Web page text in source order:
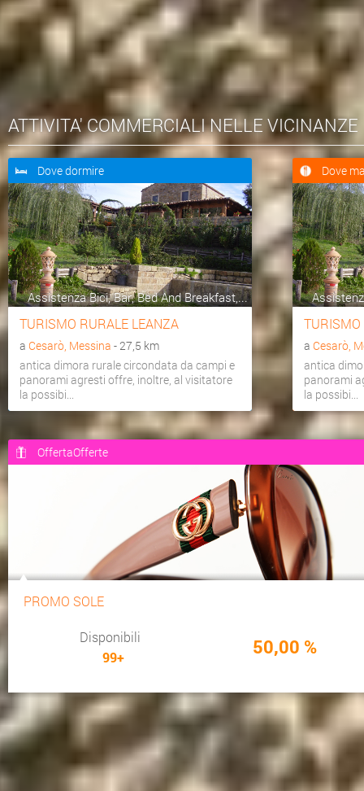
ATTIVITA' COMMERCIALI NELLE VICINANZE
Dove dormire
Assistenza Bici, Bar, Bed And Breakfast,...
TURISMO RURALE LEANZA
a Cesarò, Messina - 27,5 km
antica dimora rurale circondata da campi e
panorami agresti offre, inoltre, al visitatore
la possibi...
Dove
TURISMO
a Cesarò,
antica
panorami
la possibi...
OffertaOfferte
PROMO SOLE
Disponibili
99+
50,00 %